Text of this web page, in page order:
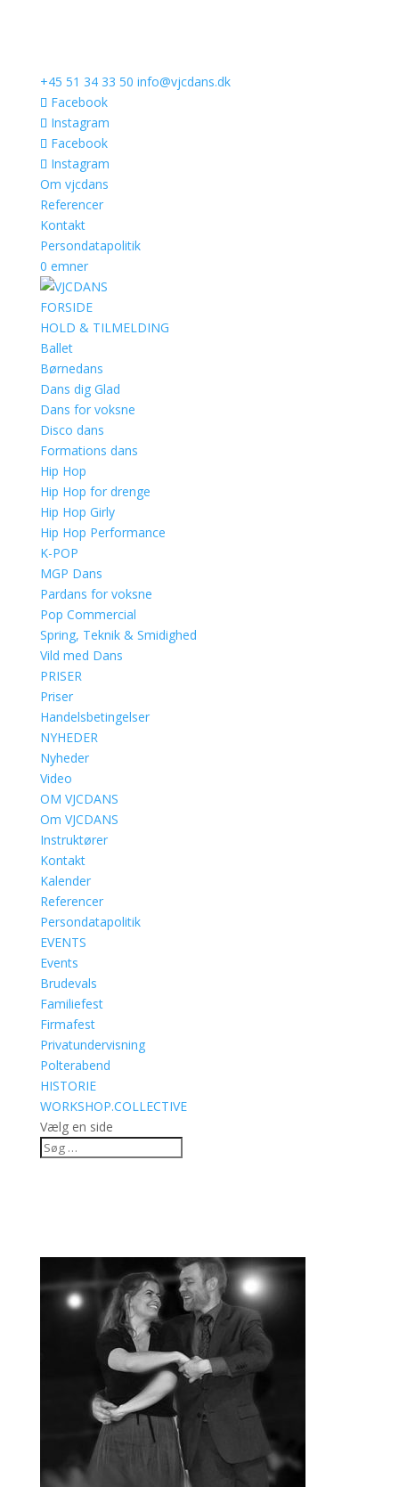
+45 51 34 33 50 info@vjcdans.dk
Facebook
Instagram
Facebook
Instagram
Om vjcdans
Referencer
Kontakt
Persondatapolitik
0 emner
FORSIDE
HOLD & TILMELDING
Ballet
Børnedans
Dans dig Glad
Dans for voksne
Disco dans
Formations dans
Hip Hop
Hip Hop for drenge
Hip Hop Girly
Hip Hop Performance
K-POP
MGP Dans
Pardans for voksne
Pop Commercial
Spring, Teknik & Smidighed
Vild med Dans
PRISER
Priser
Handelsbetingelser
NYHEDER
Nyheder
Video
OM VJCDANS
Om VJCDANS
Instruktører
Kontakt
Kalender
Referencer
Persondatapolitik
EVENTS
Events
Brudevals
Familiefest
Firmafest
Privatundervisning
Polterabend
HISTORIE
WORKSHOP.COLLECTIVE
Vælg en side